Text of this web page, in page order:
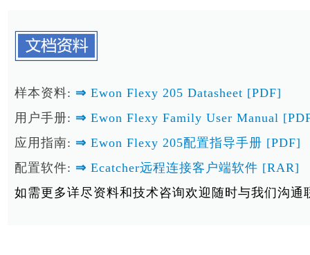
样本资料: ⇒ Ewon Flexy 205 Datasheet [PDF]
用户手册: ⇒ Ewon Flexy Family User Manual
应用指南: ⇒ Ewon Flexy 205配置指导手册 [PDF]
配置软件: ⇒ Ecatcher远程连接客户端软件 [RAR]
如需更多详尽资料和技术咨询欢迎随时与我们沟通